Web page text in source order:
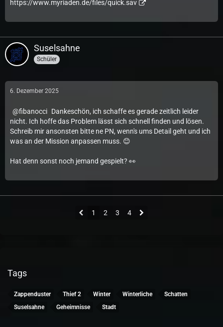
https://www.myriaden.de/files/quick.sav
Suselsahne
Schüler
6. Dezember 2025
fibanocci Dankeschön, ich schaffe es gerade zeitlich leider
nicht. Ich hoffe das Problem lässt sich schnell finden und lösen.
Schreib mir ansonsten bitte ne PN, wenn's ums Detail geht und ich
was an der Mission anpassen muss. 😊
Hat denn sonst noch jemand gespielt? 👀
1 2 3 4
Tags
Zappenduster Thief 2 Winter Winterliche
Schatten
Suselsahne
Geheimnisse Stadt